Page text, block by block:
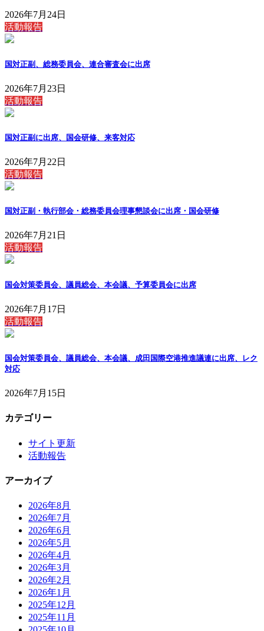
2026年7月24日
活動報告
国対正副、総務委員会、連合審査会に出席
2026年7月23日
活動報告
国対正副に出席、国会研修、来客対応
2026年7月22日
活動報告
国対正副・執行部会・総務委員会理事懇談会に出席・国会研修
2026年7月21日
活動報告
国会対策委員会、議員総会、本会議、予算委員会に出席
2026年7月17日
活動報告
国会対策委員会、議員総会、本会議、成田国際空港推進議連に出席、レク
対応
2026年7月15日
カテゴリー
サイト更新
活動報告
アーカイブ
2026年8月
2026年7月
2026年6月
2026年5月
2026年4月
2026年3月
2026年2月
2026年1月
2025年12月
2025年11月